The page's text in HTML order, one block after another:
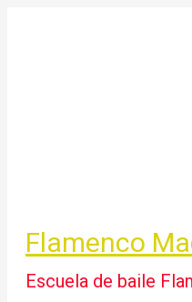
Flamenco
Escuela de baile